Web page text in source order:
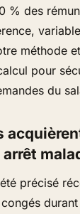
% des
méthode
pour
du
précisé